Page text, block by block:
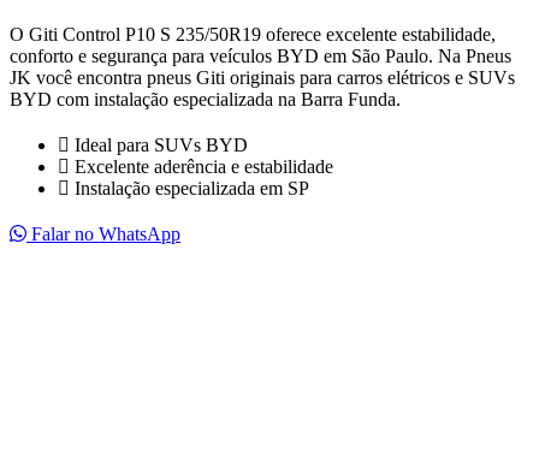
O Giti Control P10 S 235/50R19 oferece excelente estabilidade,
conforto e segurança para veículos BYD em São Paulo. Na Pneus
JK você encontra pneus Giti originais para carros elétricos e SUVs
BYD com instalação especializada na Barra Funda.
Ideal para SUVs BYD
Excelente aderência e estabilidade
Instalação especializada em SP
Falar no WhatsApp